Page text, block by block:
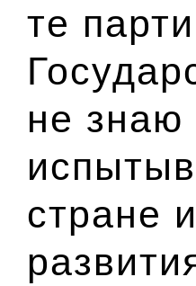
те
не знаю
стране